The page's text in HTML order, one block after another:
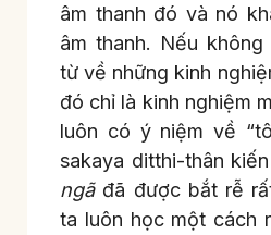
âm thanh đó và nó
âm thanh. Nếu
từ về những kinh
đó chỉ là kinh nghiệm
luôn có ý niệm về
sakaya ditthi-thân
ngãđã được bắt rễ
ta luôn học một cách